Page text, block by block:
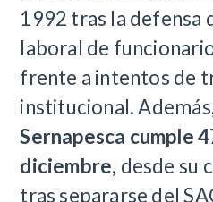
1992 tras la defensa
laboral de
frente a intentos de
institucional.
Sernapesca cumple
diciembre, desde su
tras separarse del